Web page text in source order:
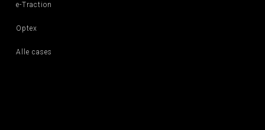
e-Traction
Optex
Alle cases